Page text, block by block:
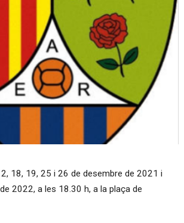
18, 19, 25 i 26 de desembre de 2021 i
2022, a les 18.30 h, a la plaça de